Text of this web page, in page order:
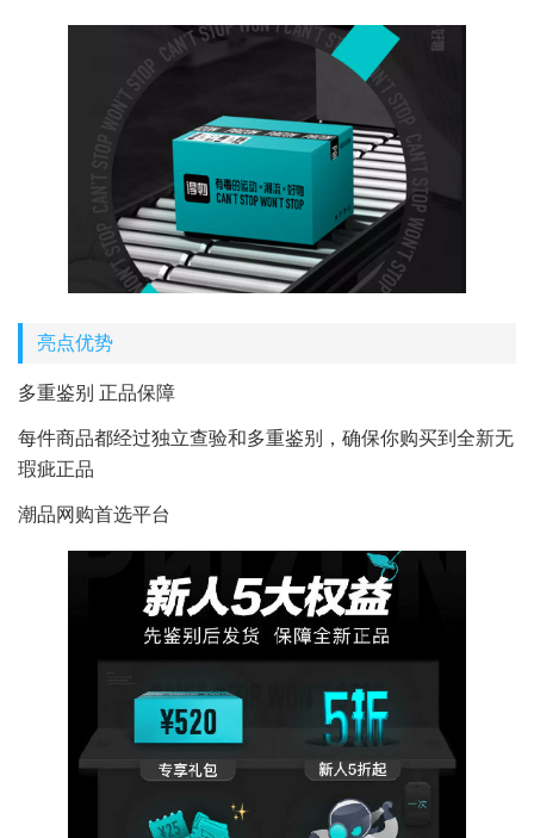
亮点优势
多重鉴别 正品保障
每件商品都经过独立查验和多重鉴别，确保你购买到全新无
瑕疵正品
潮品网购首选平台